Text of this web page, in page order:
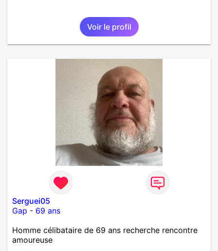
Voir le profil
Serguei05
Gap - 69 ans
Homme célibataire de 69 ans recherche rencontre
amoureuse